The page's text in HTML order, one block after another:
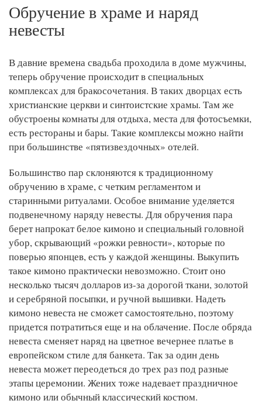
Обручение в храме и наряд
невесты
В давние времена свадьба проходила в доме мужчины,
теперь обручение происходит в специальных
комплексах для бракосочетания. В таких дворцах есть
христианские церкви и синтоистские храмы. Там же
обустроены комнаты для отдыха, места для фотосъемки,
есть рестораны и бары. Такие комплексы можно найти
при большинстве «пятизвездочных» отелей.
Большинство пар склоняются к традиционному
обручению в храме, с четким регламентом и
старинными ритуалами. Особое внимание уделяется
подвенечному наряду невесты. Для обручения пара
берет напрокат белое кимоно и специальный головной
убор, скрывающий «рожки ревности», которые по
поверью японцев, есть у каждой женщины. Выкупить
такое кимоно практически невозможно. Стоит оно
несколько тысяч долларов из-за дорогой ткани, золотой
и серебряной посыпки, и ручной вышивки. Надеть
кимоно невеста не сможет самостоятельно, поэтому
придется потратиться еще и на облачение. После обряда
невеста сменяет наряд на цветное вечернее платье в
европейском стиле для банкета. Так за один день
невеста может переодеться до трех раз под разные
этапы церемонии. Жених тоже надевает праздничное
кимоно или обычный классический костюм.